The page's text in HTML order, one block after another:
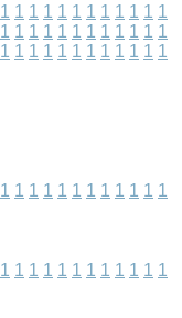
1 1 1 1 1 1 1 1 1 1 1 1
1 1 1 1 1 1 1 1 1 1 1 1
1 1 1 1 1 1 1 1 1 1 1 1
1 1 1 1 1 1 1 1 1 1 1 1
1 1 1 1 1 1 1 1 1 1 1 1